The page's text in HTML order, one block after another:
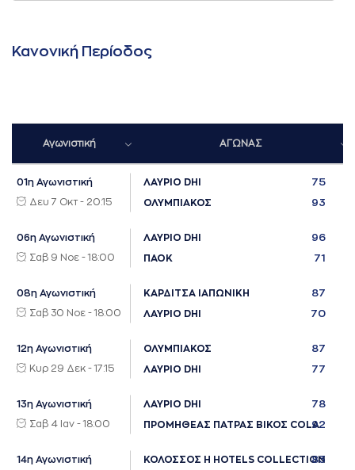
Κανονική Περίοδος
Αγωνιστική ΑΓΩΝΑΣ
01η Αγωνιστική
Δευ 7 Οκτ - 20:15
ΛΑΥΡΙΟ DHI 75
ΟΛΥΜΠΙΑΚΟΣ 93
06η Αγωνιστική
Σαβ 9 Νοε - 18:00
ΛΑΥΡΙΟ DHI 96
ΠΑΟΚ 71
08η Αγωνιστική
Σαβ 30 Νοε - 18:00
ΚΑΡΔΙΤΣΑ ΙΑΠΩΝΙΚΗ 87
ΛΑΥΡΙΟ DHI 70
12η Αγωνιστική
Κυρ 29 Δεκ - 17:15
ΟΛΥΜΠΙΑΚΟΣ 87
ΛΑΥΡΙΟ DHI 77
13η Αγωνιστική
Σαβ 4 Ιαν - 18:00
ΛΑΥΡΙΟ DHI 78
ΠΡΟΜΗΘΕΑΣ ΠΑΤΡΑΣ ΒΙΚΟΣ COLA92
14η Αγωνιστική ΚΟΛΟΣΣΟΣ H HOTELS COLLECTION
83